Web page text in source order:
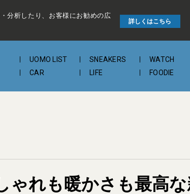
分析したり、お客様にお勧めの広
詳しくはこちら
UOMO LIST SNEAKERS WATCH
CAR LIFE FOODIE
れも暖かさも最高な